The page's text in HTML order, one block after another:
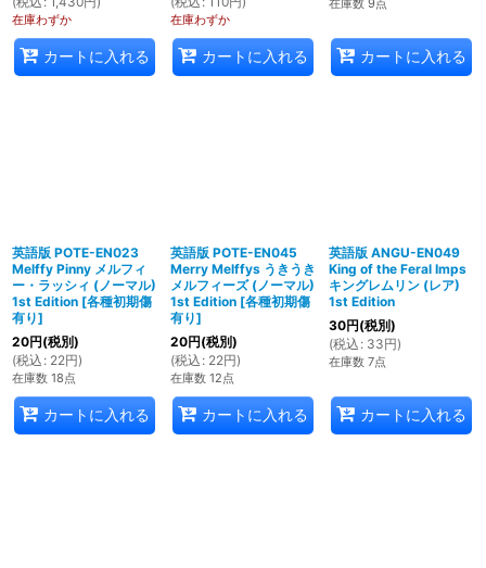
在庫わずか
カートに入れる
在庫わずか
カートに入れる カートに入れる
英語版 POTE-EN023
Melffy Pinny メルフィ
ー・ラッシィ (ノーマル)
1st Edition [各種初期傷
有り]
20円(税別)
(税込 : 22円)
在庫数 18点
カートに入れる
英語版 POTE-EN045
Merry Melffys うきうき
メルフィーズ (ノーマル)
1st Edition [各種初期傷
有り]
20円(税別)
(税込 : 22円)
在庫数 12点
カートに入れる
英語版 ANGU-EN049
King of the Feral Imps
キングレムリン (レア)
1st Edition
30円(税別)
(税込 : 33円)
在庫数 7点
カートに入れる